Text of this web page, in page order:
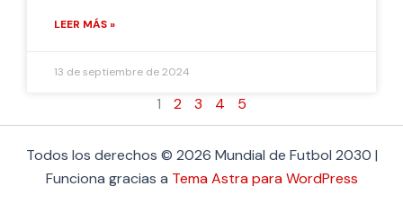
LEER MÁS »
13 de septiembre de 2024
1 2 3 4 5
Todos los derechos © 2026 Mundial de Futbol 2030 |
Funciona gracias a Tema Astra para WordPress